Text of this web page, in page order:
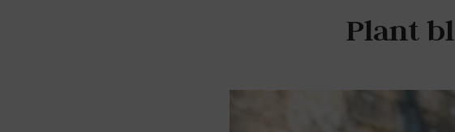
Plant